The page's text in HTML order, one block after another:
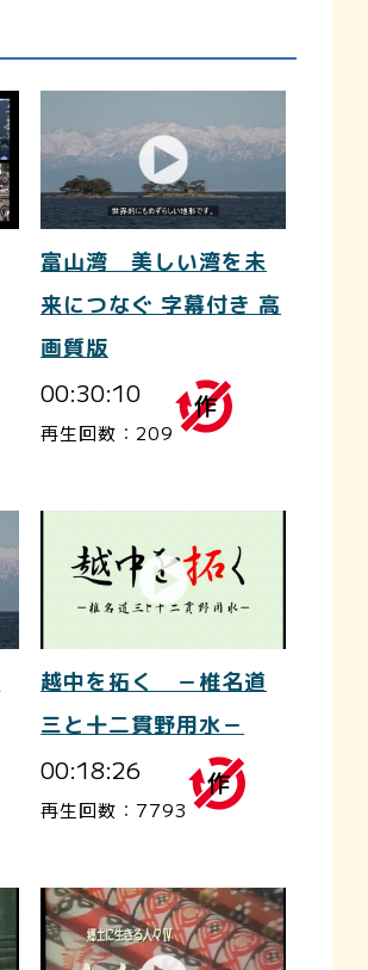
富山湾 美しい湾を未
来につなぐ 字幕付き 高
画質版
00:30:10
再生回数：209
越中を拓く －椎名道
三と十二貫野用水－
00:18:26
再生回数：7793